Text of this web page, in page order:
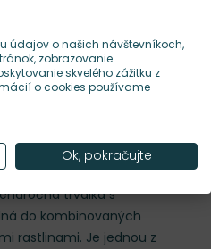
výnimočný vysoký kosatec
Narastie do výšky 90
trvalka s
do kombinovaných
rastlinami. Je jednou z
údajov o našich návštevníkoch,
zobrazovanie
skvelého zážitku z
o cookies používame
Ok, pokračujte